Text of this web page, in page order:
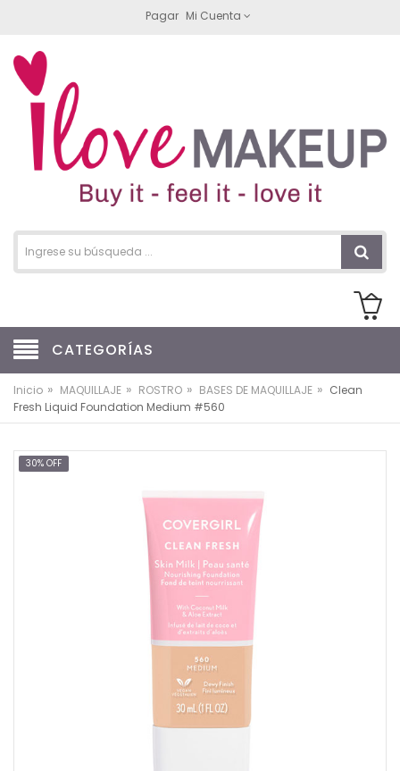
Pagar Mi Cuenta
CATEGORÍAS
Inicio » MAQUILLAJE » ROSTRO » BASES DE MAQUILLAJE » Clean
Fresh Liquid Foundation Medium #560
30% OFF